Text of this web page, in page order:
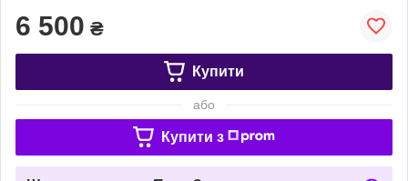
6 500 ₴
Купити
або
Купити з